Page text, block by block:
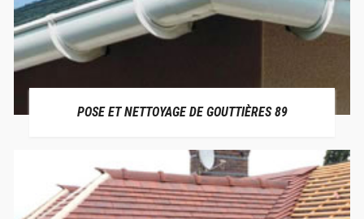
POSE ET NETTOYAGE DE GOUTTIÈRES 89